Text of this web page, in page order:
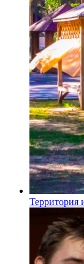
Территория